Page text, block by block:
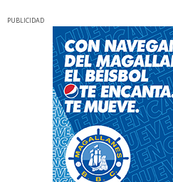
PUBLICIDAD